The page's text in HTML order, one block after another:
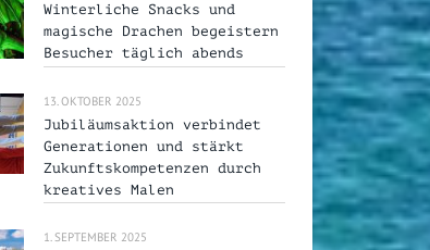
Winterliche Snacks und
magische Drachen begeistern
Besucher täglich abends
13. OKTOBER 2025
Jubiläumsaktion verbindet
Generationen und stärkt
Zukunftskompetenzen durch
kreatives Malen
1. SEPTEMBER 2025